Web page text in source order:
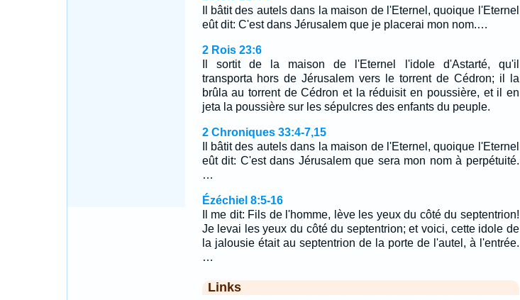
Il bâtit des autels dans la maison de l'Eternel, quoique l'Eternel
eût dit: C'est dans Jérusalem que je placerai mon nom.…
2 Rois 23:6
Il sortit de la maison de l'Eternel l'idole d'Astarté, qu'il
transporta hors de Jérusalem vers le torrent de Cédron; il la
brûla au torrent de Cédron et la réduisit en poussière, et il en
jeta la poussière sur les sépulcres des enfants du peuple.
2 Chroniques 33:4-7,15
Il bâtit des autels dans la maison de l'Eternel, quoique l'Eternel
eût dit: C'est dans Jérusalem que sera mon nom à perpétuité.
…
Ézéchiel 8:5-16
Il me dit: Fils de l'homme, lève les yeux du côté du septentrion!
Je levai les yeux du côté du septentrion; et voici, cette idole de
la jalousie était au septentrion de la porte de l'autel, à l'entrée.
…
Links